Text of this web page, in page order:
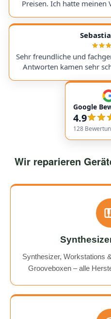
Preisen. Ich hatte meinen
stets genauestens informiert.
service with very
sent in my Victory V4 Amp
a replacement part, I was
would use
Sehr freundliche und
Antworten kamen sehr
empfehlenswert! Very friendly and professional
communication.
service overall was
Highly
Google
4.9
128
Wir reparieren
Synthesizer, Workstations
Grooveboxen – alle